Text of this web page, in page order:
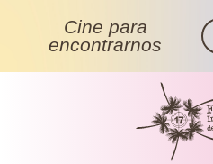
Cine para
encontrarnos